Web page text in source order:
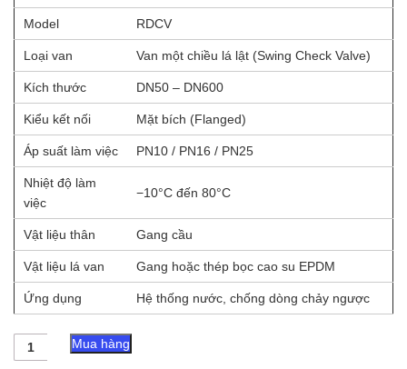
Model RDCV
Loại van Van một chiều lá lật (Swing Check Valve)
Kích thước DN50 – DN600
Kiểu kết nối Mặt bích (Flanged)
Áp suất làm việc PN10 / PN16 / PN25
Nhiệt độ làm
việc
−10°C đến 80°C
Vật liệu thân Gang cầu
Vật liệu lá van Gang hoặc thép bọc cao su EPDM
Ứng dụng Hệ thống nước, chống dòng chảy ngược
Van
một
Mua hàng